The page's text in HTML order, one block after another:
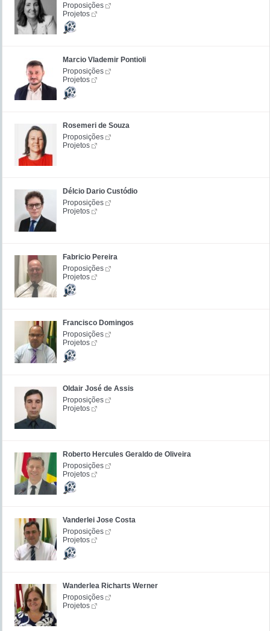
Proposições
Projetos
Marcio Vlademir Pontioli
Proposições
Projetos
Rosemeri de Souza
Proposições
Projetos
Délcio Dario Custódio
Proposições
Projetos
Fabricio Pereira
Proposições
Projetos
Francisco Domingos
Proposições
Projetos
Oldair José de Assis
Proposições
Projetos
Roberto Hercules Geraldo de Oliveira
Proposições
Projetos
Vanderlei Jose Costa
Proposições
Projetos
Wanderlea Richarts Werner
Proposições
Projetos